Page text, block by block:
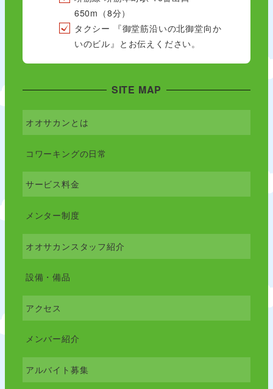
650m（8分）
タクシー 『御堂筋沿いの北御堂向か
いのビル』とお伝えください。
SITE MAP
オオサカンとは
コワーキングの日常
サービス料金
メンター制度
オオサカンスタッフ紹介
設備・備品
アクセス
メンバー紹介
アルバイト募集